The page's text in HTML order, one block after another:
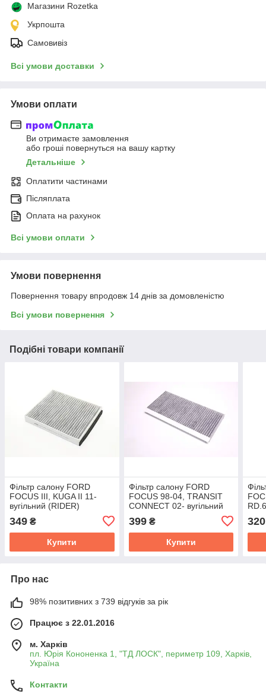
Магазини Rozetka
Укрпошта
Самовивіз
Всі умови доставки
Умови оплати
Ви отримаєте замовлення
або гроші повернуться на вашу картку
Детальніше
Оплатити частинами
Післяплата
Оплата на рахунок
Всі умови оплати
Умови повернення
Повернення товару впродовж 14 днів за домовленістю
Всі умови повернення
Подібні товари компанії
Фільтр салону FORD
FOCUS III, KUGA II 11-
вугільний (RIDER)
349 ₴
Купити
Фільтр салону FORD
FOCUS 98-04, TRANSIT
CONNECT 02- вугільний
(RIDER) RD.61J6WP6937
399₴
Купити
320
Про нас
98% позитивних з 739 відгуків за рік
Працює з 22.01.2016
м. Харків
пл. Юрія Кононенка 1, "ТД ЛОСК", периметр 109, Харків,
Україна
Контакти